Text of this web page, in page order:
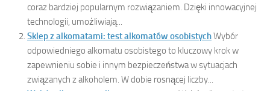
coraz bardziej popularnym rozwiązaniem. Dzięki innowacyjnej
technologii, umożliwiają...
Sklep z alkomatami: test alkomatów osobistychWybór
odpowiedniego alkomatu osobistego to kluczowy krok w
zapewnieniu sobie i innym bezpieczeństwa w sytuacjach
związanych z alkoholem. W dobie rosnącej liczby...